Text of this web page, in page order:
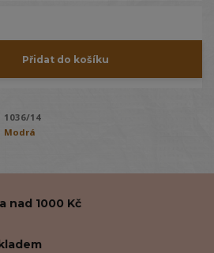
Přidat do košíku
1036/14
Modrá
nad 1000 Kč